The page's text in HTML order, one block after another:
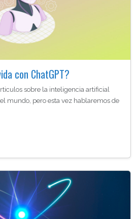
con ChatGPT?
sobre la inteligencia artificial
mundo, pero esta vez hablaremos de